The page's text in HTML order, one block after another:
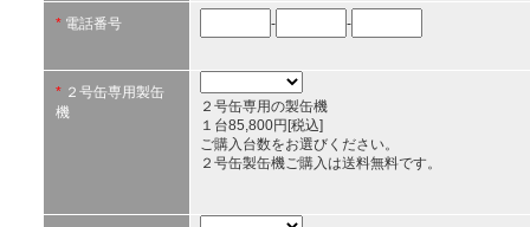
* 電話番号 - -
* ２号缶専用製缶
機
２号缶専用の製缶機
１台85,800円[税込]
ご購入台数をお選びください。
２号缶製缶機ご購入は送料無料です。